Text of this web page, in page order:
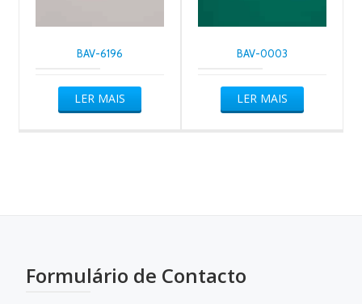
BAV-6196
LER MAIS
BAV-0003
LER MAIS
Formulário de Contacto